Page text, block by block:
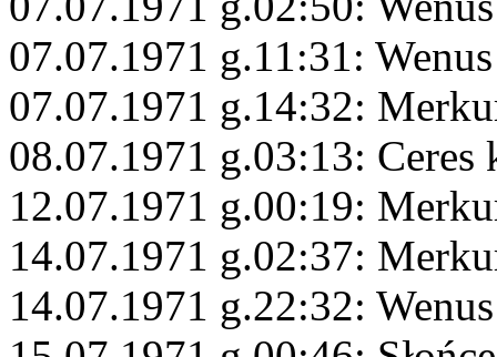
07.07.1971 g.11:31:
07.07.1971 g.14:32:
08.07.1971 g.03:13:
12.07.1971 g.00:19:
14.07.1971 g.02:37:
14.07.1971 g.22:32: